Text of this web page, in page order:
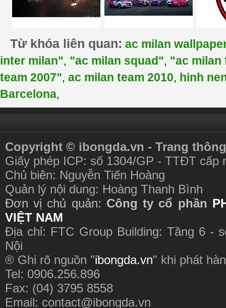
Từ khóa liên quan: ac milan
inter milan", "ac milan squad", "ac milan
team 2007", ac milan team 2010, hinh
Barcelona,
Copyright © ibongda.vn - Trang
Giấy phép ICP: số 1304/GP - TTĐT cấp
Chủ biên: Nguyễn Tiến Hoàng
Quản lý nội dung: Hoàng Thanh Bình
Đơn vị chủ quản: Công ty cổ phần
VIỆT NAM
Địa chỉ: FTC Group Building: Tầng 6 -
Nội
® Ghi rõ nguồn "ibongda.vn" khi phát
Tel: 0906.256.896
Fax: (04) 3795 8558
Email: contact@ibongda.vn